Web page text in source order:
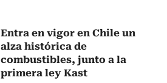
Entra en vigor en Chile un
alza histórica de
combustibles, junto a la
primera ley Kast